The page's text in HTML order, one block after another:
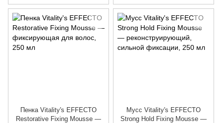
Пенка Vitality's EFFECTO
Restorative Fixing Mousse —
Мусс Vitality's EFFECTO
Strong Hold Fixing Mousse —